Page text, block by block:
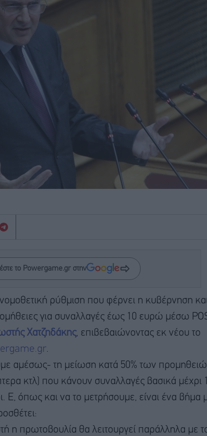
το Powergame.gr στην
νομοθετική ρύθμιση που φέρνει η κυβέρνηση
για συναλλαγές έως 10 ευρώ μέσω
Χατζηδάκης, επιβεβαιώνοντας εκ νέου το
.
αμέσως- τη μείωση κατά 50% των
κτλ) που κάνουν συναλλαγές βασικά
Ε, όπως και να το μετρήσουμε, είναι ένα βήμα
η πρωτοβουλία θα λειτουργεί παράλληλα με